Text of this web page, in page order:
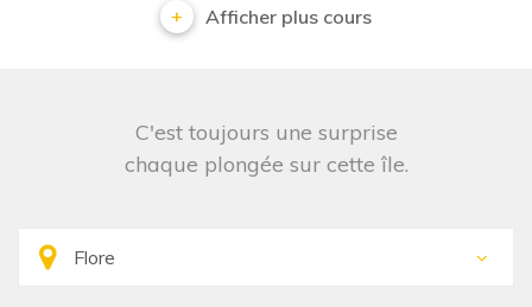
Afficher plus cours
C'est toujours une surprise
chaque plongée sur cette île.